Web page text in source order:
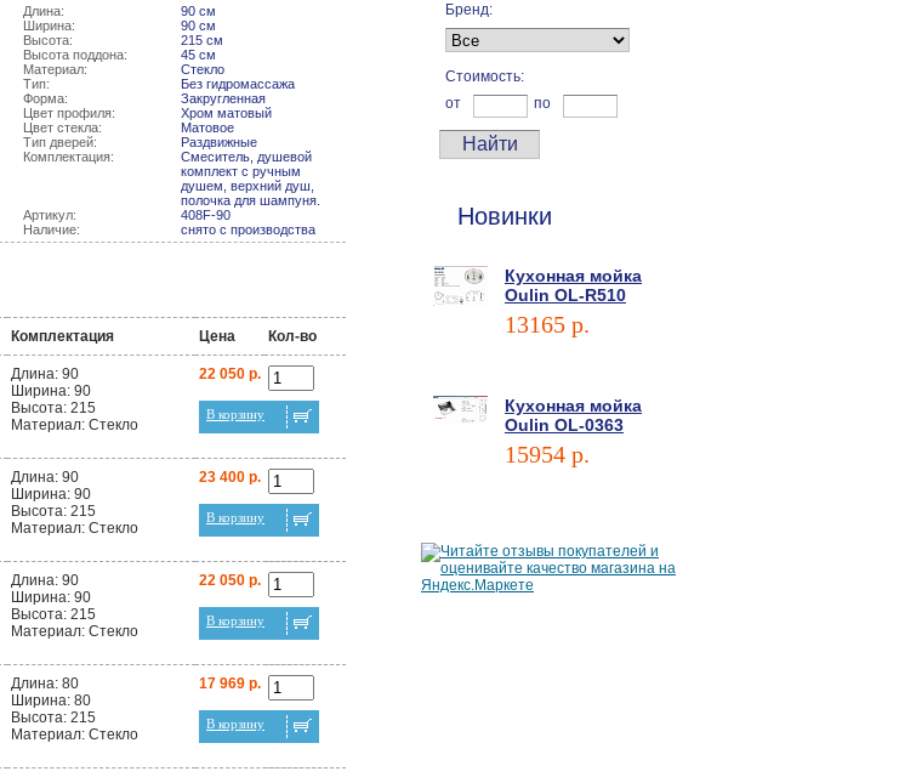
Длина:
90 см
Ширина:
90 см
Высота:
215 см
Высота поддона:
45 см
Материал:
Стекло
Тип:
Без гидромассажа
Форма:
Закругленная
Цвет профиля:
Хром матовый
Цвет стекла:
Матовое
Тип дверей:
Раздвижные
Комплектация:
Смеситель, душевой
комплект с ручным
душем, верхний душ,
полочка для шампуня.
Артикул:
408F-90
Наличие:
снято с производства
Комплектация Цена Кол-во
Длина: 90
Ширина: 90
Высота: 215
Материал: Стекло
22 050 р.
В корзину
Длина: 90
Ширина: 90
Высота: 215
Материал: Стекло
23 400 р.
В корзину
Длина: 90
Ширина: 90
Высота: 215
Материал: Стекло
22 050 р.
В корзину
Длина: 80
Ширина: 80
Высота: 215
Материал: Стекло
17 969 р.
В корзину
Бренд:
Стоимость:
от
по
Новинки
Кухонная мойка
Oulin OL-R510
13165 p.
Кухонная мойка
Oulin OL-0363
15954 p.